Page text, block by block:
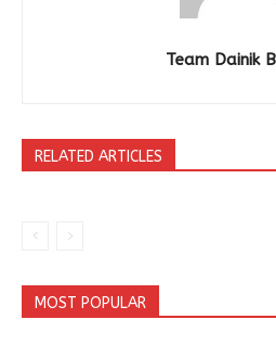
Team Dainik
RELATED ARTICLES
MOST POPULAR